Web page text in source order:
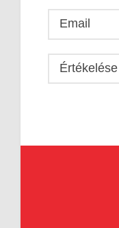
Email
Értékelése